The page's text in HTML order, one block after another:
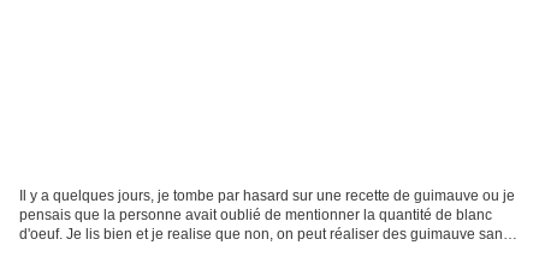
Il y a quelques jours, je tombe par hasard sur une recette de guimauve ou je
pensais que la personne avait oublié de mentionner la quantité de blanc
d'oeuf. Je lis bien et je realise que non, on peut réaliser des guimauve sans